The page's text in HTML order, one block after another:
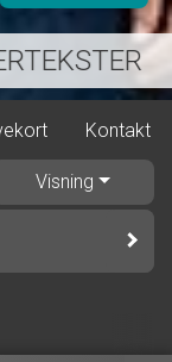
Kontakt
Visning